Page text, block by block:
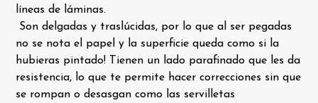
líneas de láminas.
Son delgadas y traslúcidas, por lo que al ser pegadas
no se nota el papel y la superficie queda como si la
hubieras pintado! Tienen un lado parafinado que les da
resistencia, lo que te permite hacer correcciones ​sin que
se rompan o desasgan como las servilletas